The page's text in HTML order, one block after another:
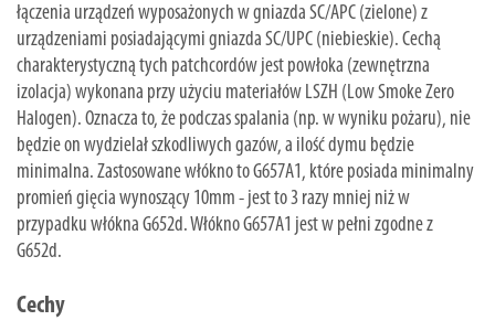
łączenia urządzeń wyposażonych w gniazda SC/APC (zielone) z
urządzeniami posiadającymi gniazda SC/UPC (niebieskie). Cechą
charakterystyczną tych patchcordów jest powłoka (zewnętrzna
izolacja) wykonana przy użyciu materiałów LSZH (Low Smoke Zero
Halogen). Oznacza to, że podczas spalania (np. w wyniku pożaru), nie
będzie on wydzielał szkodliwych gazów, a ilość dymu będzie
minimalna. Zastosowane włókno to G657A1, które posiada minimalny
promień gięcia wynoszący 10mm - jest to 3 razy mniej niż w
przypadku włókna G652d. Włókno G657A1 jest w pełni zgodne z
G652d.
Cechy